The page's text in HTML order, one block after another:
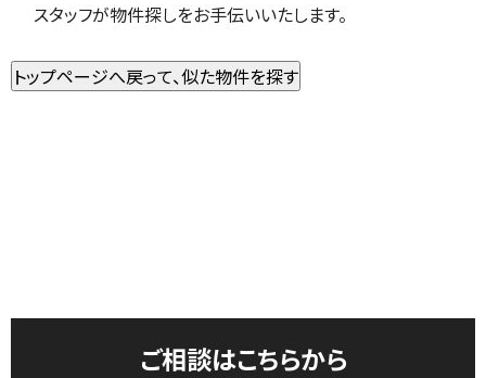
スタッフが物件探しをお手伝いいたします。
ご相談はこちらから